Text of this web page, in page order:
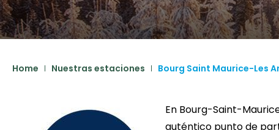
Home Nuestras estaciones Bourg Saint Maurice-Les
En Bourg-Saint-
auténtico punto de